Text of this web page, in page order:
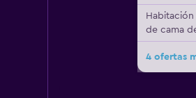
Habitación
de cama
4 ofertas